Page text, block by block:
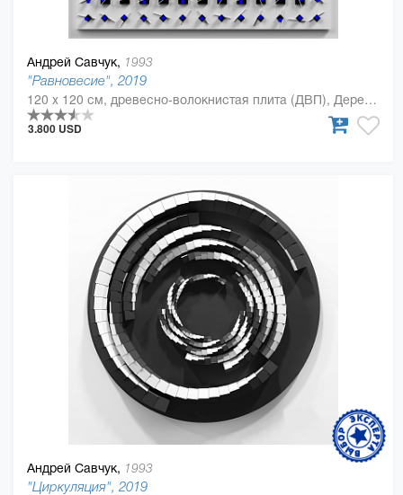
Андрей Савчук, 1993
"Равновесие", 2019
120 x 120 см, древесно-волокнистая плита (ДВП), Дерево, полиуретан
3.800 USD
Андрей Савчук, 1993
"Циркуляция", 2019